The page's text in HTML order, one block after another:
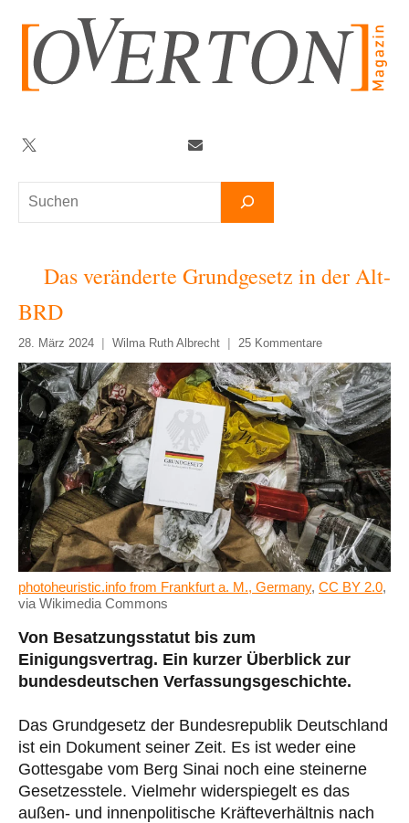
springen
Suchen
Twitter
Das veränderte Grundgesetz in der Alt-
BRD
28. März 2024 Wilma Ruth Albrecht 25 Kommentare
photoheuristic.info from Frankfurt a. M., Germany, CC BY 2.0,
via Wikimedia Commons
Von Besatzungsstatut bis zum
Einigungsvertrag. Ein kurzer Überblick zur
bundesdeutschen Verfassungsgeschichte.
Das Grundgesetz der Bundesrepublik Deutschland
ist ein Dokument seiner Zeit. Es ist weder eine
Gottesgabe vom Berg Sinai noch eine steinerne
Gesetzesstele. Vielmehr widerspiegelt es das
außen- und innenpolitische Kräfteverhältnis nach